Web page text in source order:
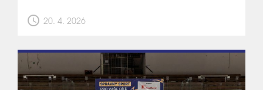
schedule 20. 4. 2026